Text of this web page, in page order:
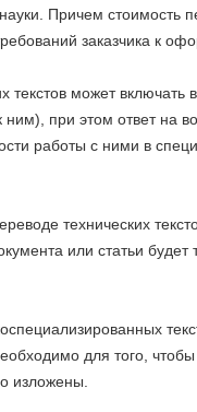
Причем стоимость
заказчика к
может
при этом ответ на
работы с ними в
технических
или статьи
для того,
изложены.